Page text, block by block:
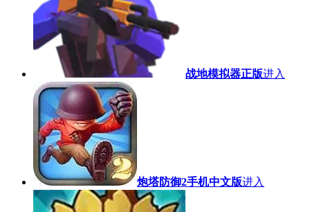
战地模拟器正版进入
炮塔防御2手机中文版进入